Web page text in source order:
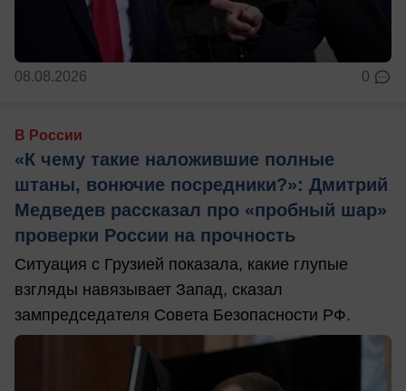
08.08.2026 0
В России
«К чему такие наложившие полные
штаны, вонючие посредники?»: Дмитрий
Медведев рассказал про «пробный шар»
проверки России на прочность
Ситуация с Грузией показала, какие глупые
взгляды навязывает Запад, сказал
зампредседателя Совета Безопасности РФ.